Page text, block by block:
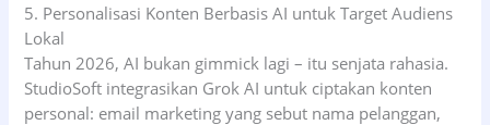
5. Personalisasi Konten Berbasis AI untuk Target Audiens
Lokal
Tahun 2026, AI bukan gimmick lagi – itu senjata rahasia.
StudioSoft integrasikan Grok AI untuk ciptakan konten
personal: email marketing yang sebut nama pelanggan,